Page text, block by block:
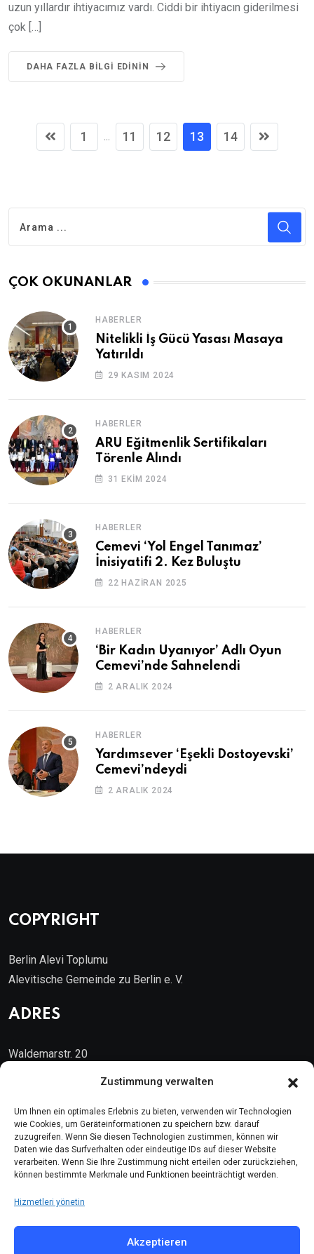
Zustimmung verwalten
Um Ihnen ein optimales Erlebnis zu bieten, verwenden wir Technologien
wie Cookies, um Geräteinformationen zu speichern bzw. darauf
zuzugreifen. Wenn Sie diesen Technologien zustimmen, können wir
Daten wie das Surfverhalten oder eindeutige IDs auf dieser Website
verarbeiten. Wenn Sie Ihre Zustimmung nicht erteilen oder zurückziehen,
können bestimmte Merkmale und Funktionen beeinträchtigt werden.
Hizmetleri yönetin
Akzeptieren
uzun yıllardır ihtiyacımız vardı. Ciddi bir ihtiyacın giderilmesi
çok […]
DAHA FAZLA BILGI EDININ
1 ... 11 12 13 14
ÇOK OKUNANLAR
HABERLER
Nitelikli İş Gücü Yasası Masaya
Yatırıldı
29 KASIM 2024
HABERLER
ARU Eğitmenlik Sertifikaları
Törenle Alındı
31 EKIM 2024
HABERLER
Cemevi ‘Yol Engel Tanımaz’
İnisiyatifi 2. Kez Buluştu
22 HAZIRAN 2025
HABERLER
‘Bir Kadın Uyanıyor’ Adlı Oyun
Cemevi’nde Sahnelendi
2 ARALIK 2024
HABERLER
Yardımsever ‘Eşekli Dostoyevski’
Cemevi’ndeydi
2 ARALIK 2024
COPYRIGHT
Berlin Alevi Toplumu
Alevitische Gemeinde zu Berlin e. V.
ADRES
Waldemarstr. 20
Kontakt
Telefon: (030) 616 58 700
Faks : (030) 616 58 395
E-Posta: cemevi@alevi.org